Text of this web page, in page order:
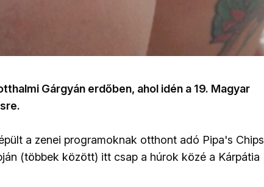
Gárgyán erdőben, ahol idén a 19. Magyar
a zenei programoknak otthont adó Pipa's Chips
(többek között) itt csap a húrok közé a Kárpátia